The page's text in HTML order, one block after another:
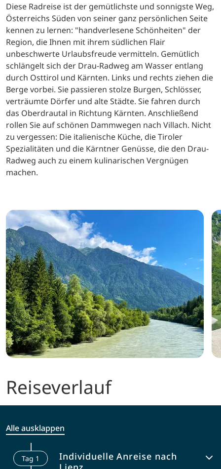
Diese Radreise ist der gemütlichste und sonnigste Weg,
Österreichs Süden von seiner ganz persönlichen Seite
kennen zu lernen: "handverlesene Schönheiten" der
Region, die Ihnen mit ihrem südlichen Flair
unbeschwerte Urlaubsfreude vermitteln. Gemütlich
schlängelt sich der Drau-Radweg am Wasser entlang
durch Osttirol und Kärnten. Links und rechts ziehen die
Berge vorbei. Sie passieren stolze Burgen, Schlösser,
verträumte Dörfer und alte Städte. Sie fahren durch
das Oberdrautal in Richtung Kärnten. Anschließend
rollen Sie auf schönen Dammwegen nach Villach. Nicht
zu vergessen: Die italienische Küche, die Tiroler
Spezialitäten und die Kärntner Genüsse, die den Drau-
Radweg auch zu einem kulinarischen Vergnügen
machen.
Reiseverlauf
Alle ausklappen
Tag 1
Individuelle Anreise nach